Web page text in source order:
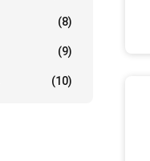
(8)
(9)
(10)